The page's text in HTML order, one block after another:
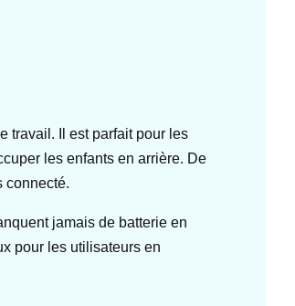
travail. Il est parfait pour les
les enfants en arrière. De
connecté.
jamais de batterie en
pour les utilisateurs en